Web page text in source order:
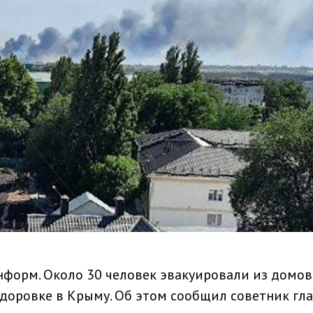
Около 30 человек эвакуировали из домов
в Крыму. Об этом сообщил советник